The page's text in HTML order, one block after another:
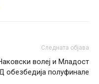
Следната објава
волеј и Младост
обезбедија полуфинале